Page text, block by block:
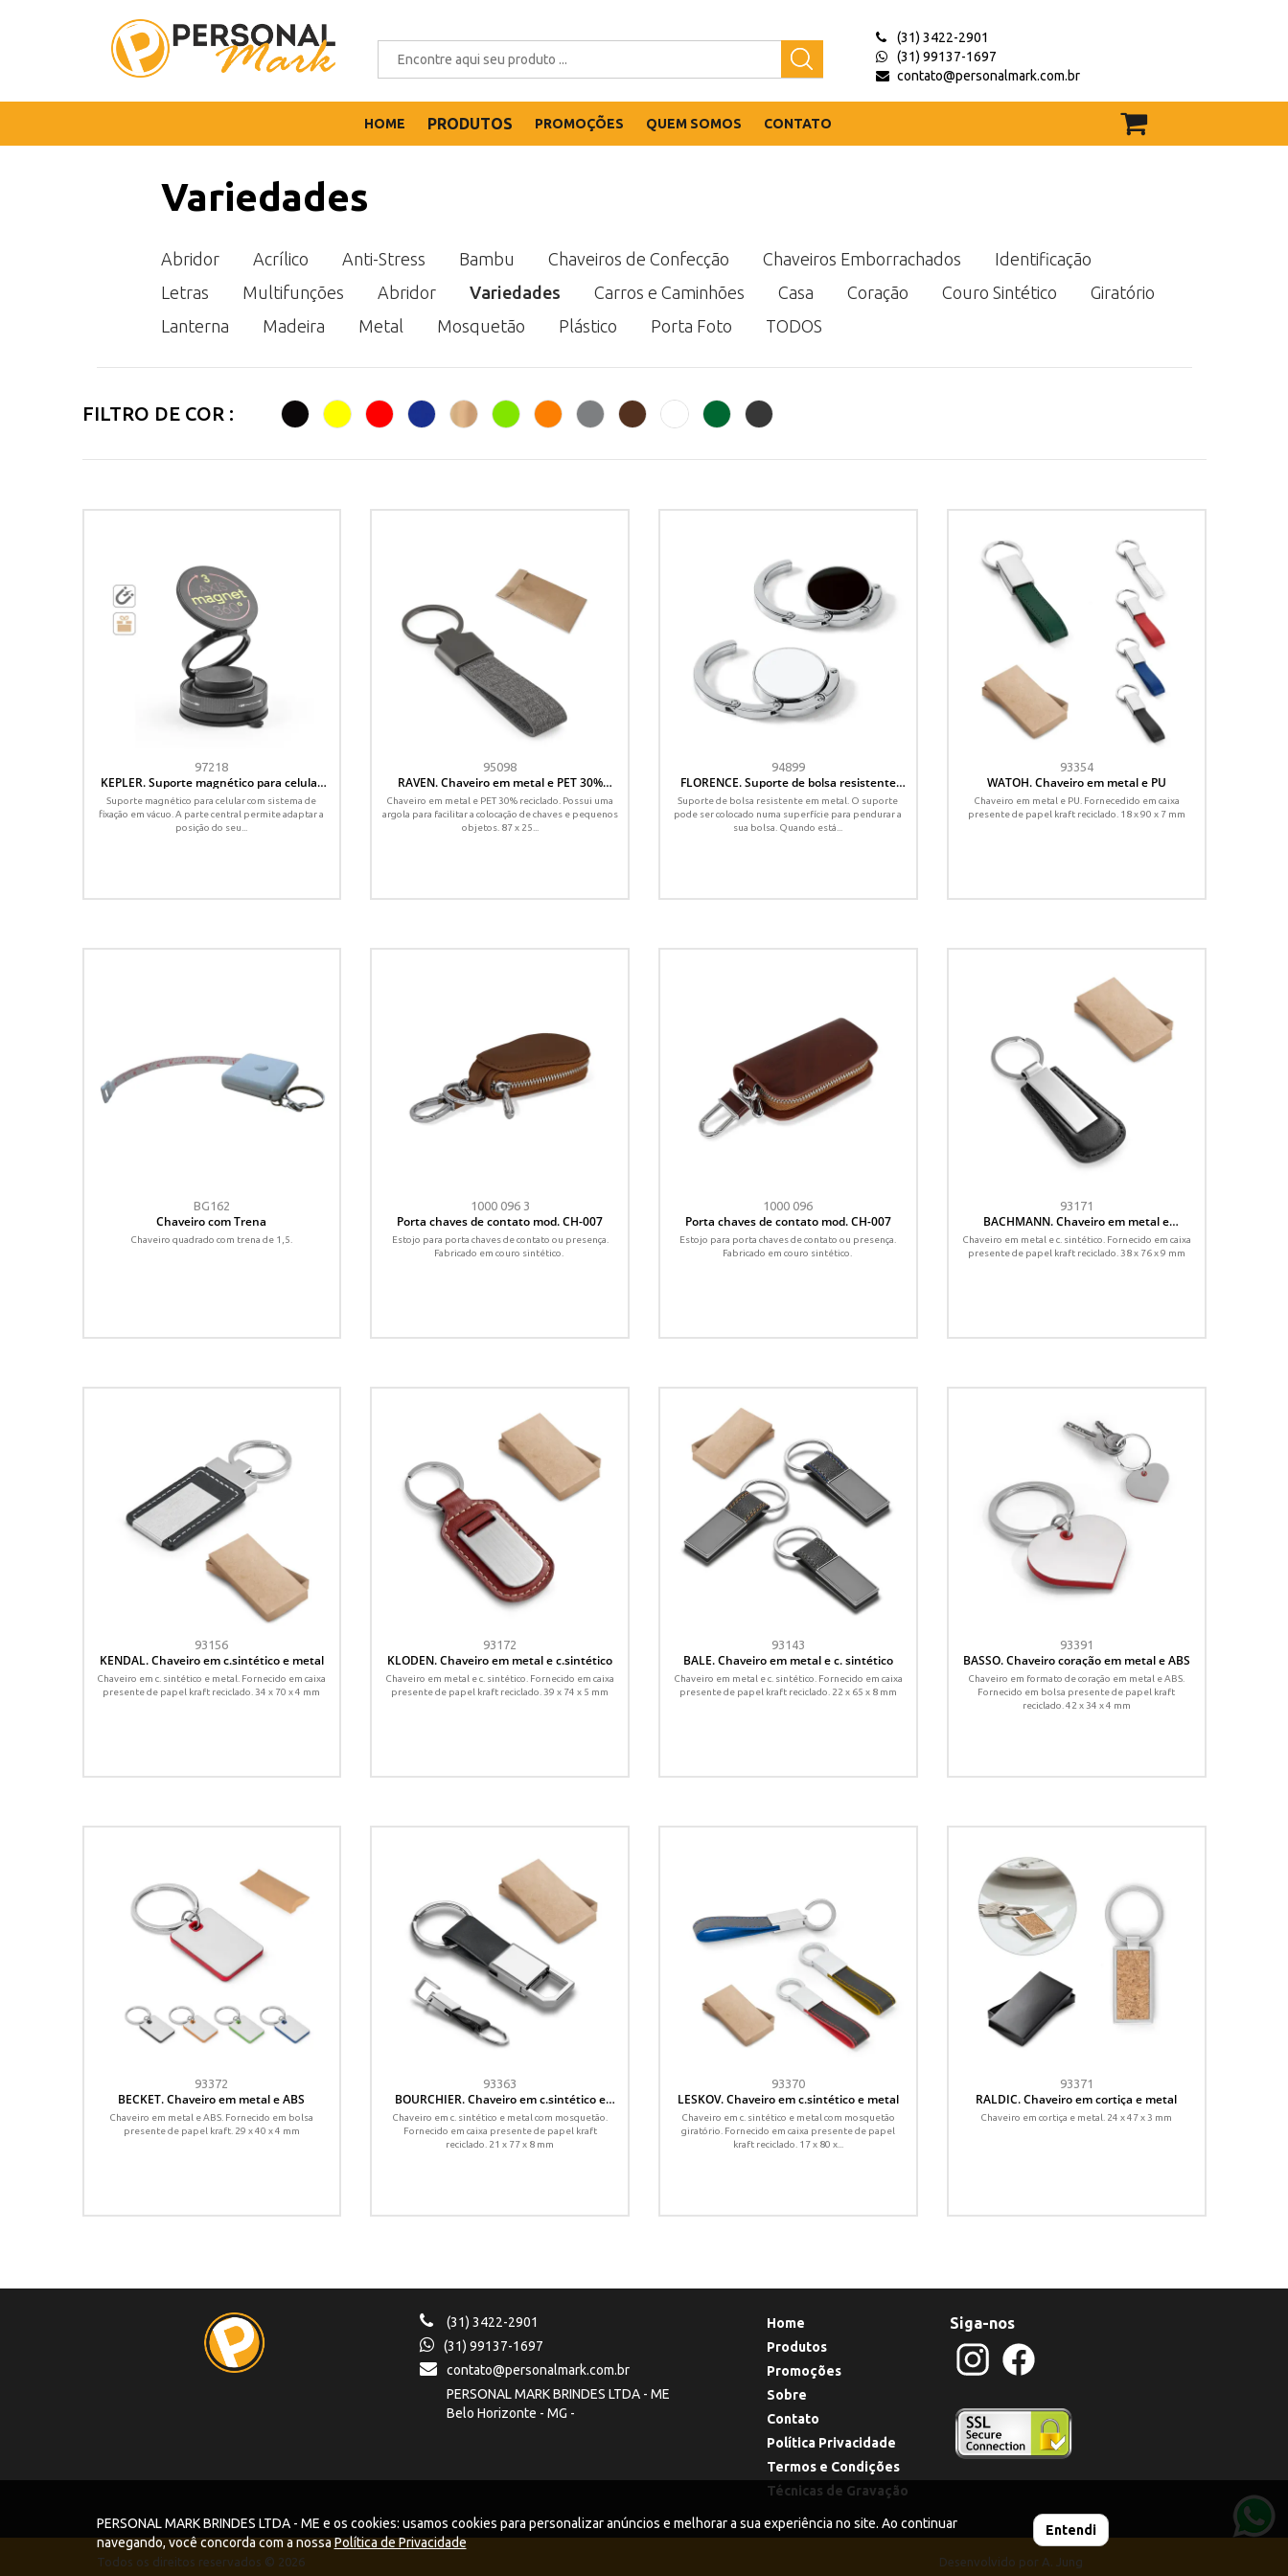
(31) 3422-2901
(31) 99137-1697
contato@personalmark.com.br
HOME PRODUTOS PROMOÇÕES QUEM SOMOS CONTATO
Variedades
Abridor Acrílico Anti-Stress Bambu Chaveiros de Confecção Chaveiros Emborrachados
Identificação
Letras
Multifunções Abridor Variedades Carros e Caminhões Casa Coração Couro Sintético
Giratório
Lanterna
Madeira Metal Mosquetão Plástico Porta Foto TODOS
FILTRO DE COR :
97218
KEPLER. Suporte magnético para celular
com sistema de fixação em vácuo para
superfícies lisas e não lisas (rotação de
360º)
Suporte magnético para celular com sistema de
fixação em vácuo. A parte central permite adaptar a
posição do seu...
95098
RAVEN. Chaveiro em metal e PET 30%
reciclado
Chaveiro em metal e PET 30% reciclado. Possui uma
argola para facilitar a colocação de chaves e pequenos
objetos. 87 x 25...
94899
FLORENCE. Suporte de bolsa resistente
para mesa
Suporte de bolsa resistente em metal. O suporte
pode ser colocado numa superfície para pendurar a
sua bolsa. Quando está...
93354
WATOH. Chaveiro em metal e PU
Chaveiro em metal e PU. Fornecedido em caixa
presente de papel kraft reciclado. 18 x 90 x 7 mm
BG162
Chaveiro com Trena
Chaveiro quadrado com trena de 1,5.
1000 096 3
Porta chaves de contato mod. CH-007
Estojo para porta chaves de contato ou presença.
Fabricado em couro sintético.
1000 096
Porta chaves de contato mod. CH-007
Estojo para porta chaves de contato ou presença.
Fabricado em couro sintético.
93171
BACHMANN. Chaveiro em metal e
c.sintético
Chaveiro em metal e c. sintético. Fornecido em caixa
presente de papel kraft reciclado. 38 x 76 x 9 mm
93156
KENDAL. Chaveiro em c.sintético e metal
Chaveiro em c. sintético e metal. Fornecido em caixa
presente de papel kraft reciclado. 34 x 70 x 4 mm
93172
KLODEN. Chaveiro em metal e c.sintético
Chaveiro em metal e c. sintético. Fornecido em caixa
presente de papel kraft reciclado. 39 x 74 x 5 mm
93143
BALE. Chaveiro em metal e c. sintético
Chaveiro em metal e c. sintético. Fornecido em caixa
presente de papel kraft reciclado. 22 x 65 x 8 mm
93391
BASSO. Chaveiro coração em metal e ABS
Chaveiro em formato de coração em metal e ABS.
Fornecido em bolsa presente de papel kraft
reciclado. 42 x 34 x 4 mm
93372
BECKET. Chaveiro em metal e ABS
Chaveiro em metal e ABS. Fornecido em bolsa
presente de papel kraft. 29 x 40 x 4 mm
93363
BOURCHIER. Chaveiro em c.sintético e
metal
Chaveiro em c. sintético e metal com mosquetão.
Fornecido em caixa presente de papel kraft
reciclado. 21 x 77 x 8 mm
93370
LESKOV. Chaveiro em c.sintético e metal
Chaveiro em c. sintético e metal com mosquetão
giratório. Fornecido em caixa presente de papel
kraft reciclado. 17 x 80 x...
93371
RALDIC. Chaveiro em cortiça e metal
Chaveiro em cortiça e metal. 24 x 47 x 3 mm
(31) 3422-2901
(31) 99137-1697
contato@personalmark.com.br
PERSONAL MARK BRINDES LTDA - ME
Belo Horizonte - MG -
Home
Produtos
Promoções
Sobre
Contato
Política Privacidade
Termos e Condições
Técnicas de Gravação
Siga-nos
Todos os direitos reservados © 2026 Desenvolvido por A. Jung
PERSONAL MARK BRINDES LTDA - ME e os cookies: usamos cookies para personalizar anúncios e melhorar a sua experiência no site. Ao continuar
navegando, você concorda com a nossaPolítica de Privacidade
Entendi